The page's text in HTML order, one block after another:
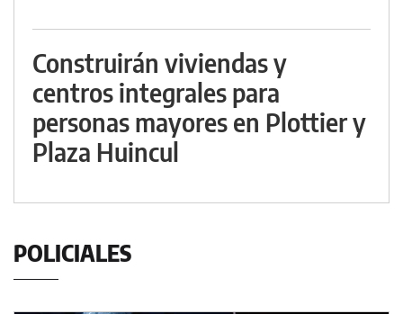
Construirán viviendas y
centros integrales para
personas mayores en Plottier y
Plaza Huincul
POLICIALES